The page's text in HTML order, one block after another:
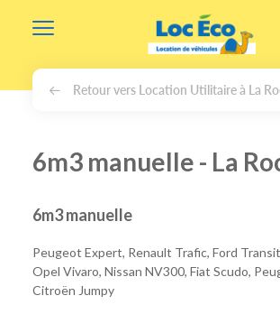
Retour vers Location Utilitaire à La
6m3 manuelle - La
6m3 manuelle
Peugeot Expert, Renault Trafic, Ford
Opel Vivaro, Nissan NV300, Fiat Scudo,
Citroën Jumpy